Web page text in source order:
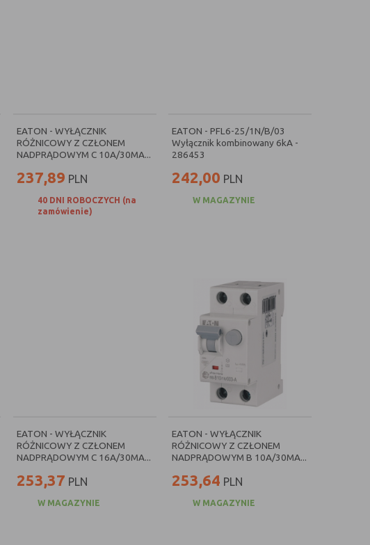
EATON - WYŁĄCZNIK
RÓŻNICOWY Z CZŁONEM
NADPRĄDOWYM C 10A/30MA...
237,89 PLN
40 DNI ROBOCZYCH (na
zamówienie)
EATON - PFL6-25/1N/B/03
Wyłącznik kombinowany 6kA -
286453
242,00 PLN
W MAGAZYNIE
EATON - WYŁĄCZNIK
RÓŻNICOWY Z CZŁONEM
NADPRĄDOWYM C 16A/30MA...
253,37 PLN
W MAGAZYNIE
EATON - WYŁĄCZNIK
RÓŻNICOWY Z CZŁONEM
NADPRĄDOWYM B 10A/30MA...
253,64 PLN
W MAGAZYNIE